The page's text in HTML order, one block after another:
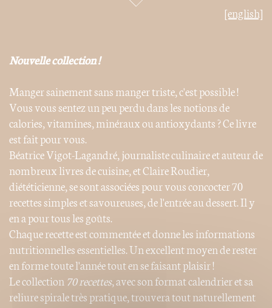
[english]
Nouvelle collection !
Manger sainement sans manger triste, c'est possible !
Vous vous sentez un peu perdu dans les notions de
calories, vitamines, minéraux ou antioxydants ? Ce livre
est fait pour vous.
Béatrice Vigot-Lagandré, journaliste culinaire et auteur de
nombreux livres de cuisine, et Claire Roudier,
diététicienne, se sont associées pour vous concocter 70
recettes simples et savoureuses, de l'entrée au dessert. Il y
en a pour tous les goûts.
Chaque recette est commentée et donne les informations
nutritionnelles essentielles. Un excellent moyen de rester
en forme toute l'année tout en se faisant plaisir !
Le collection70 recettes, avec son format calendrier et sa
reliure spirale très pratique, trouvera tout naturellement